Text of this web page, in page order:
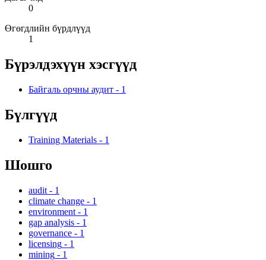
0
Өгөгдлийн бүрдлүүд
1
Бүрэлдэхүүн хэсгүүд
Байгаль орчны аудит - 1
Бүлгүүд
Training Materials - 1
Шошго
audit - 1
climate change - 1
environment - 1
gap analysis - 1
governance - 1
licensing - 1
mining - 1